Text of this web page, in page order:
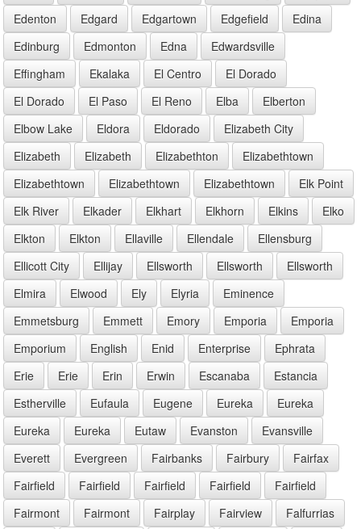
Edenton
Edgard Edgartown Edgefield
Edina
Edinburg
Edmonton Edna
Edwardsville
Effingham
Ekalaka El Centro
El Dorado
El Dorado
El Paso El Reno Elba
Elberton
Elbow Lake
Eldora Eldorado
Elizabeth City
Elizabeth
Elizabeth Elizabethton
Elizabethtown
Elizabethtown
Elizabethtown Elizabethtown
Elk Point
Elk River
Elkader Elkhart Elkhorn Elkins
Elko
Elkton
Elkton Ellaville Ellendale
Ellensburg
Ellicott City
Ellijay Ellsworth Ellsworth
Ellsworth
Elmira
Elwood Ely Elyria
Eminence
Emmetsburg
Emmett Emory Emporia
Emporia
Emporium
English Enid Enterprise
Ephrata
Erie
Erie Erin Erwin Escanaba
Estancia
Estherville
Eufaula Eugene Eureka
Eureka
Eureka
Eureka Eutaw Evanston
Evansville
Everett
Evergreen Fairbanks Fairbury
Fairfax
Fairfield
Fairfield Fairfield Fairfield
Fairfield
Fairmont
Fairmont Fairplay Fairview Falfurrias